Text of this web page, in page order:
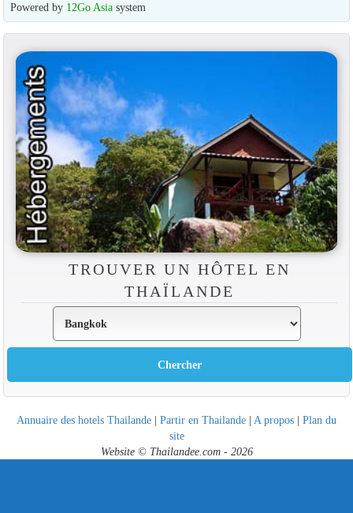
Powered by 12Go Asiasystem
TROUVER UN HÔTEL EN
THAÏLANDE
Annuaire des hotels Thailande | Partir en Thailande | A propos | Plan du
site
Website © Thailandee.com - 2026